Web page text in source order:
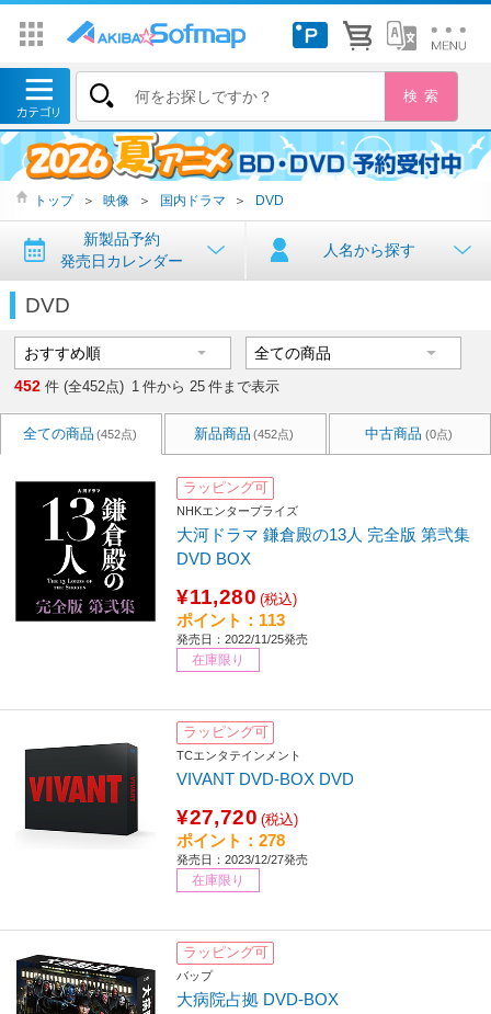
トップ ＞ 映像 ＞ 国内ドラマ ＞ DVD
新製品予約
発売日カレンダー
人名から探す
DVD
452 件 (全452点) 1 件から 25 件まで表示
全ての商品 (452点) 新品商品 (452点) 中古商品 (0点)
ラッピング可
NHKエンタープライズ
大河ドラマ 鎌倉殿の13人 完全版 第弐集
DVD BOX
¥11,280 (税込)
ポイント：113
発売日：2022/11/25発売
在庫限り
ラッピング可
TCエンタテインメント
VIVANT DVD-BOX DVD
¥27,720 (税込)
ポイント：278
発売日：2023/12/27発売
在庫限り
ラッピング可
バップ
大病院占拠 DVD-BOX